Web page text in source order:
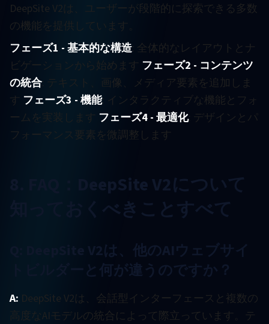
DeepSite V2は、ユーザーが段階的に探索できる多数
の機能を提供しています。
フェーズ1 - 基本的な構造: 全体的なレイアウトとナ
ビゲーションから始めます フェーズ2 - コンテンツ
の統合: テキスト、画像、メディア要素を追加しま
す フェーズ3 - 機能: インタラクティブな機能とフォ
ームを実装します フェーズ4 - 最適化: デザインとパ
フォーマンス要素を微調整します
8. FAQ：DeepSite V2について
知っておくべきことすべて
Q: DeepSite V2は、他のAIウェブサイ
トビルダーと何が違うのですか？
A: DeepSite V2は、会話型インターフェースと複数の
高度なAIモデルの統合によって際立っています。テ